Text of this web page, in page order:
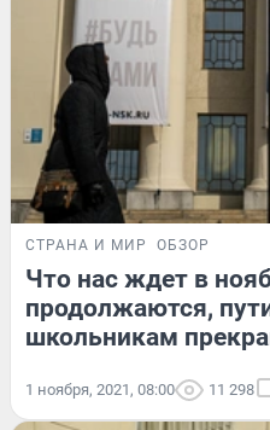
СТРАНА И МИР ОБЗОР
Что нас ждет в
продолжаются,
школьникам
1 ноября, 2021, 08:00 11 298